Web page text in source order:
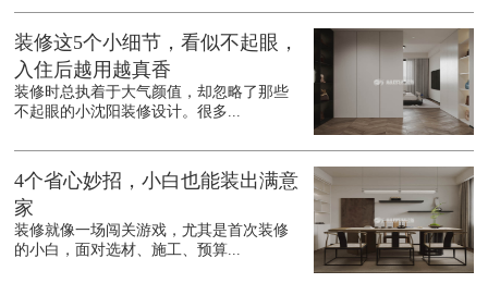
装修这5个小细节，看似不起眼，
入住后越用越真香
装修时总执着于大气颜值，却忽略了那些
不起眼的小沈阳装修设计。很多...
4个省心妙招，小白也能装出满意
家
装修就像一场闯关游戏，尤其是首次装修
的小白，面对选材、施工、预算...